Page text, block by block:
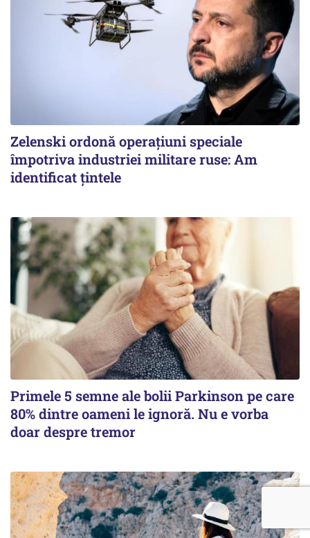
Zelenski ordonă operațiuni speciale
împotriva industriei militare ruse: Am
identificat țintele
Primele 5 semne ale bolii Parkinson pe care
80% dintre oameni le ignoră. Nu e vorba
doar despre tremor